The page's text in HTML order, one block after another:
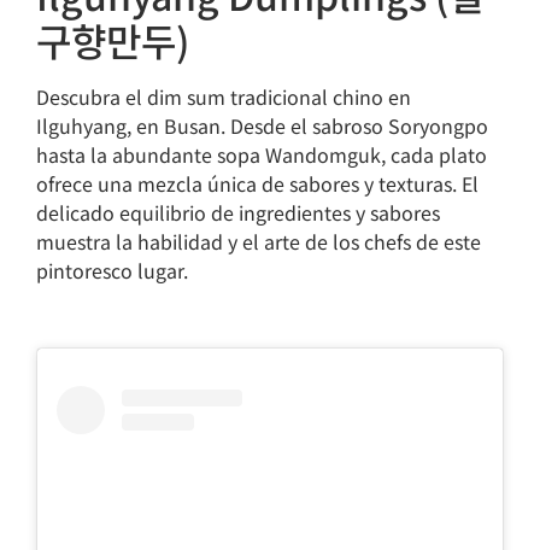
구향만두)
Descubra el dim sum tradicional chino en
Ilguhyang, en Busan. Desde el sabroso Soryongpo
hasta la abundante sopa Wandomguk, cada plato
ofrece una mezcla única de sabores y texturas. El
delicado equilibrio de ingredientes y sabores
muestra la habilidad y el arte de los chefs de este
pintoresco lugar.